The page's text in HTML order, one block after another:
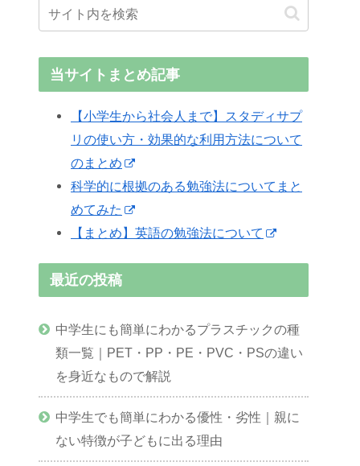
当サイトまとめ記事
【小学生から社会人まで】スタディサプ
リの使い方・効果的な利用方法について
のまとめ
科学的に根拠のある勉強法についてまと
めてみた
【まとめ】英語の勉強法について
最近の投稿
中学生にも簡単にわかるプラスチックの種
類一覧｜PET・PP・PE・PVC・PSの違い
を身近なもので解説
中学生でも簡単にわかる優性・劣性｜親に
ない特徴が子どもに出る理由